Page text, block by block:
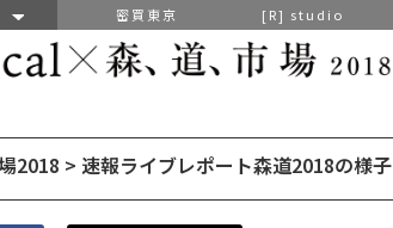
密買東京 [R] studio
2018 > 速報ライブレポート森道2018の様子